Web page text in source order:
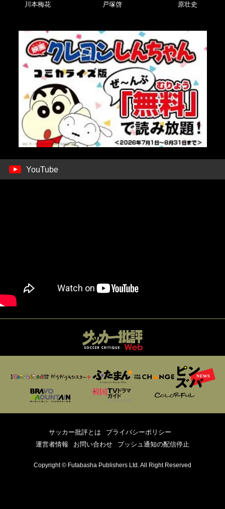
川本梅花 戸塚啓 原壮史
YouTube
サッカー批評とは
プライバシーポリシー
運営者情報
お問い合わせ プッシュ通知の配信停止
Copyright © Futabasha Publishers Ltd. All Right Reserved